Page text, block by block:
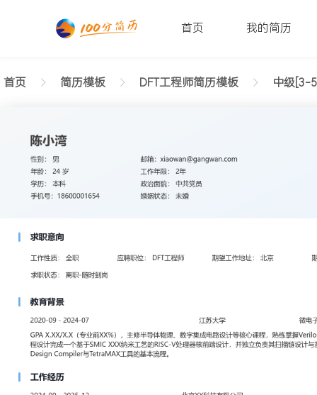
首页 我的简历
首页 简历模板 DFT工程师简历模板 中级[3-
正在查看中级DFT工程师现代简历模板文字版
性别: 男年龄: 26 学历: 本科婚姻状态: 未婚 工作年限: 4年
政治面貌: 党
邮箱: xiaowan@gangwan.com
求职意向
工作性质: 全职应聘职位: DFT工程师期望工作地址: 北京期望薪资:
求职状态: 离职-随时到岗